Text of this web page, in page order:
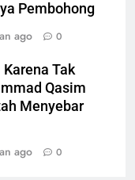
Pembohong
ago 0
Tak
Qasim
Menyebar
ago 0